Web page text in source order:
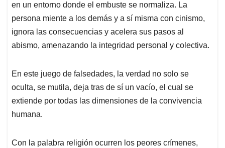
en un entorno donde el embuste se normaliza. La
persona miente a los demás y a sí misma con cinismo,
ignora las consecuencias y acelera sus pasos al
abismo, amenazando la integridad personal y colectiva.
En este juego de falsedades, la verdad no solo se
oculta, se mutila, deja tras de sí un vacío, el cual se
extiende por todas las dimensiones de la convivencia
humana.
Con la palabra religión ocurren los peores crímenes,